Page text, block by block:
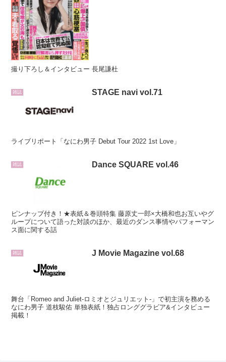
撮り下ろし＆インタビュー 長尾謙杜
雑誌 STAGE navi vol.71
ライブリポート「なにわ男子 Debut Tour 2022 1st Love」
雑誌 Dance SQUARE vol.46
ピンナップ付き！★表紙＆巻頭特集 藤原丈一郎×大橋和也お互いやグ
ループについて語った対談のほか、最近のダンス事情やパフォーマン
ス面に関する話
雑誌 J Movie Magazine vol.68
舞台「Romeo and Juliet-ロミオとジュリエット-」で初主演を務める
なにわ男子 道枝駿佑 単独表紙！独占ロンググラビア&インタビュー
掲載！